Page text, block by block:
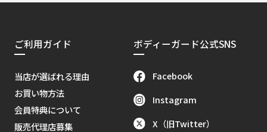
ご利用ガイド
当店が選ばれる理由
お買い物方法
会員特典について
販売代理店募集
ボディーガード公式SNS
Facebook
Instagram
X（旧Twitter）